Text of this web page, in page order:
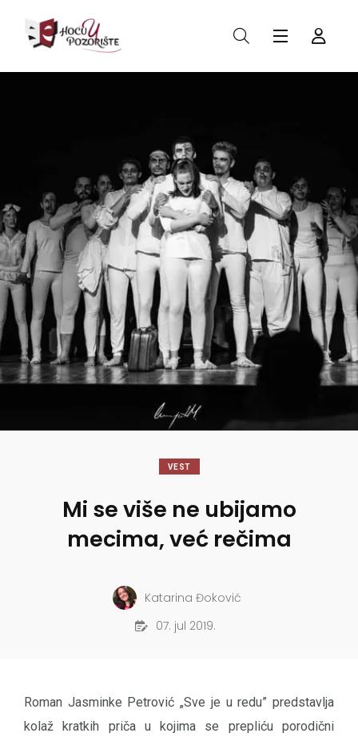
VEST
Mi se više ne ubijamo
mecima, već rečima
Katarina Đoković
07. jul 2019.
Roman Jasminke Petrović „Sve je u redu” predstavlja
kolaž kratkih priča u kojima se prepliću porodični